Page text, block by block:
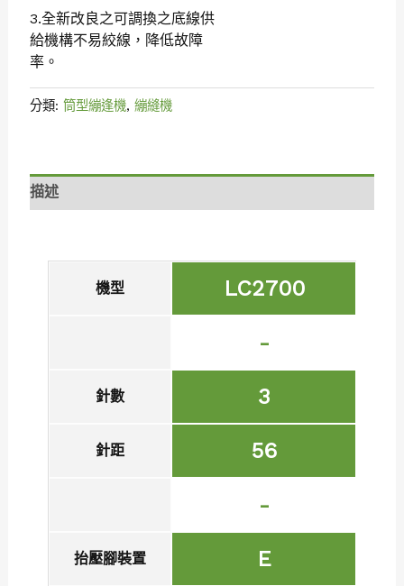
3.全新改良之可調換之底線供
給機構不易絞線，降低故障
率。
分類: 筒型繃逢機, 繃縫機
描述
機型
針數
針距
抬壓腳裝置
LC2700
-
3
56
-
E